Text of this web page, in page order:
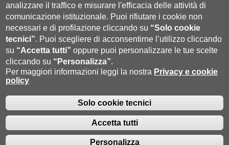
Università degli Studi di Siena
P.IVA 00273530527 | C.F. 80002070524 |
Modalità di pagamento
Fatturazione Elettronica
Contatti:urp@unisi.it
- URP - Ufficio Relazioni con il Pubblico Tel. 0577 235555 (dal
lunedì al venerdì dalle 9.30 alle 10.30)
analizzare il traffico e misurare l'efficacia delle attività di
comunicazione istituzionale. Puoi rifiutare i cookie non
necessari e di profilazione cliccando su “Solo cookie
tecnici”. Puoi scegliere di acconsentirne l’utilizzo cliccando
su “Accetta tutti” oppure puoi personalizzare le tue scelte
cliccando su “Personalizza”.
Per maggiori informazioni leggi la nostra Privacy e cookie
policy
Solo cookie tecnici
Accetta tutti
Personalizza